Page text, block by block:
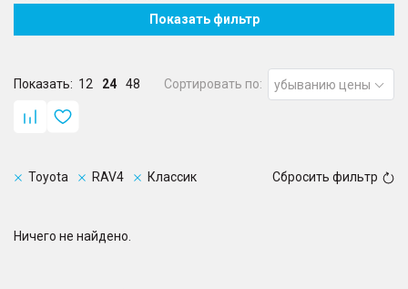
Показать фильтр
Показать: 12 24 48 Сортировать по: убыванию цены
Toyota RAV4 Классик Сбросить фильтр
Ничего не найдено.